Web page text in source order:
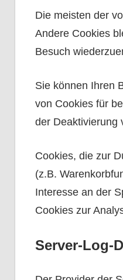
Die meisten der
Andere Cookies
Besuch
Sie können Ihren
von Cookies für
der Deaktivierung
Cookies, die zur
(z.B.
Interesse an der
Cookies zur
Server-Log-